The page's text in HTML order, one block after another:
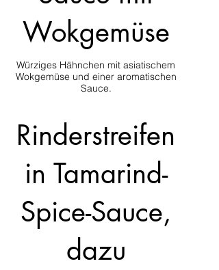
Wokgemüse
Würziges Hähnchen mit asiatischem
Wokgemüse und einer aromatischen
Rinderstreifen
in Tamarind-
Spice-Sauce,
dazu